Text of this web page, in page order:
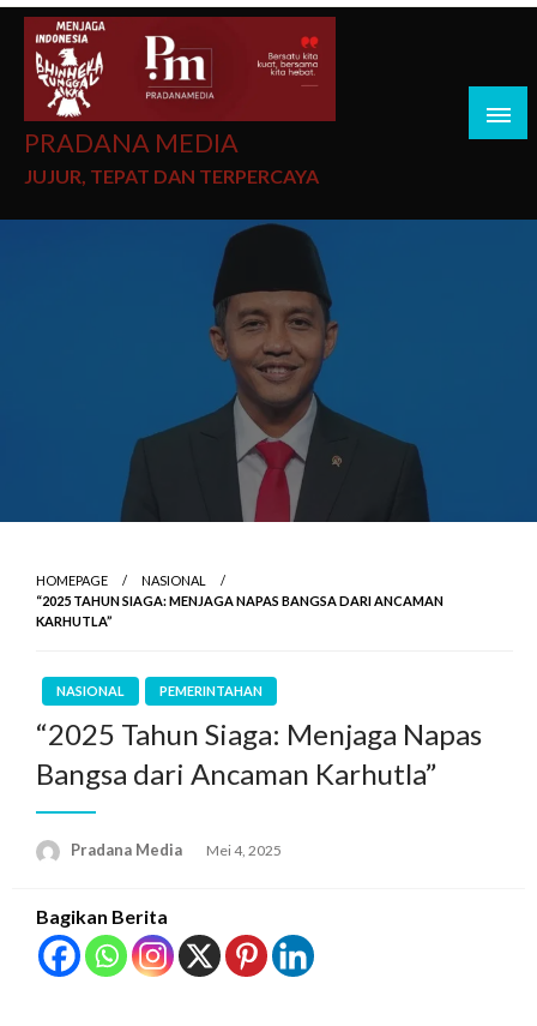
PRADANA MEDIA
JUJUR, TEPAT DAN TERPERCAYA
HOMEPAGE
NASIONAL
“2025 TAHUN SIAGA: MENJAGA NAPAS BANGSA DARI ANCAMAN
KARHUTLA”
NASIONAL PEMERINTAHAN
“2025 Tahun Siaga: Menjaga Napas
Bangsa dari Ancaman Karhutla”
Pradana Media Mei 4, 2025
Bagikan Berita